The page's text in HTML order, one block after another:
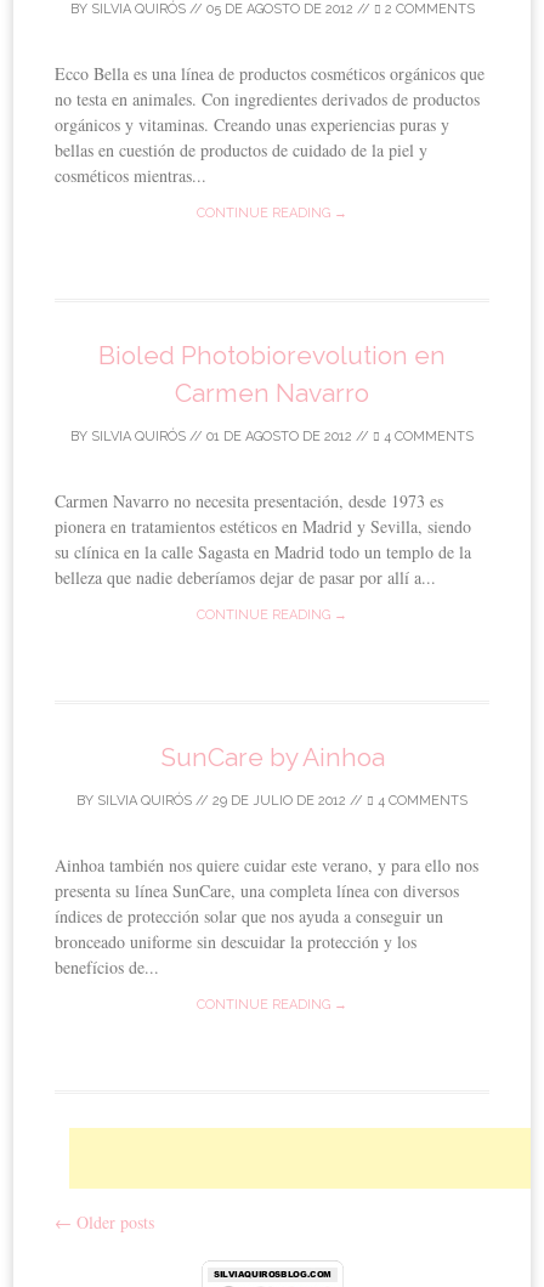
BY SILVIA QUIRÓS// 05 DE AGOSTO DE 2012 // 2 COMMENTS
Ecco Bella es una línea de productos cosméticos orgánicos que
no testa en animales. Con ingredientes derivados de productos
orgánicos y vitaminas. Creando unas experiencias puras y
bellas en cuestión de productos de cuidado de la piel y
cosméticos mientras...
CONTINUE READING →
Bioled Photobiorevolution en
Carmen Navarro
BY SILVIA QUIRÓS // 01 DE AGOSTO DE 2012 // 4 COMMENTS
Carmen Navarro no necesita presentación, desde 1973 es
pionera en tratamientos estéticos en Madrid y Sevilla, siendo
su clínica en la calle Sagasta en Madrid todo un templo de la
belleza que nadie deberíamos dejar de pasar por allí a...
CONTINUE READING →
SunCare by Ainhoa
BY SILVIA QUIRÓS // 29 DE JULIO DE 2012 // 4 COMMENTS
Ainhoa también nos quiere cuidar este verano, y para ello nos
presenta su línea SunCare, una completa línea con diversos
índices de protección solar que nos ayuda a conseguir un
bronceado uniforme sin descuidar la protección y los
benefícios de...
CONTINUE READING →
Post navigation
← Older posts